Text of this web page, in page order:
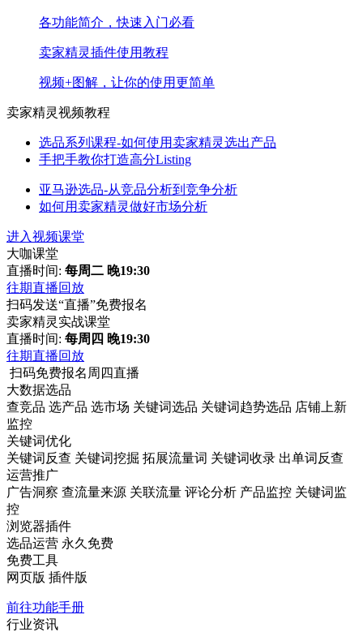
各功能简介，快速入门必看
卖家精灵插件使用教程
视频+图解，让你的使用更简单
卖家精灵视频教程
选品系列课程-如何使用卖家精灵选出产品
手把手教你打造高分Listing
亚马逊选品-从竞品分析到竞争分析
如何用卖家精灵做好市场分析
进入视频课堂
大咖课堂
直播时间: 每周二 晚19:30
往期直播回放
扫码发送“直播”免费报名
卖家精灵实战课堂
直播时间: 每周四 晚19:30
往期直播回放
扫码免费报名周四直播
大数据选品
查竞品 选产品 选市场 关键词选品 关键词趋势选品 店铺上新
监控
关键词优化
关键词反查 关键词挖掘 拓展流量词 关键词收录 出单词反查
运营推广
广告洞察 查流量来源 关联流量 评论分析 产品监控 关键词监
控
浏览器插件
选品运营 永久免费
免费工具
网页版 插件版
前往功能手册
行业资讯